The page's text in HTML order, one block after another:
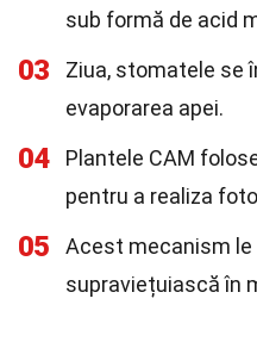
sub formă de acid
03
Ziua, stomatele se
evaporarea apei.
04
Plantele CAM
pentru a realiza
05
Acest mecanism le
supraviețuiască în